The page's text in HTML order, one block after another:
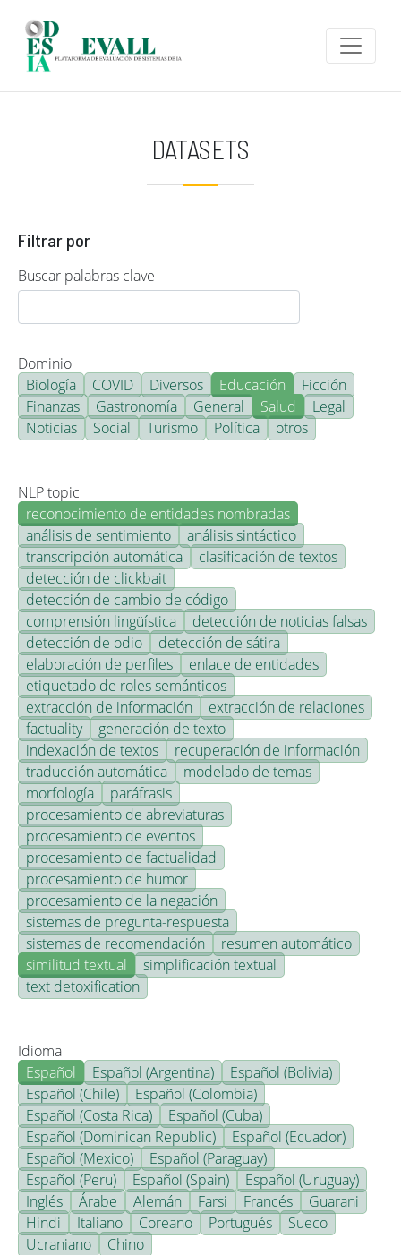
DATASETS
Filtrar por
Buscar palabras clave
Dominio
Biología
COVID Diversos Educación
Ficción
Finanzas
Gastronomía General Salud
Legal
Noticias
Social Turismo Política otros
NLP topic
reconocimiento de entidades nombradas
análisis de sentimiento
análisis sintáctico
transcripción automática
clasificación de textos
detección de clickbait
detección de cambio de código
comprensión lingüística
detección de noticias falsas
detección de odio
detección de sátira
elaboración de perfiles
enlace de entidades
etiquetado de roles semánticos
extracción de información
extracción de relaciones
factuality
generación de texto
indexación de textos
recuperación de información
traducción automática
modelado de temas
morfología
paráfrasis
procesamiento de abreviaturas
procesamiento de eventos
procesamiento de factualidad
procesamiento de humor
procesamiento de la negación
sistemas de pregunta-respuesta
sistemas de recomendación
resumen automático
similitud textual
simplificación textual
text detoxification
Idioma
Español
Español (Argentina)
Español (Bolivia)
Español (Chile)
Español (Colombia)
Español (Costa Rica)
Español (Cuba)
Español (Dominican Republic)
Español (Ecuador)
Español (Mexico)
Español (Paraguay)
Español (Peru)
Español (Spain)
Español (Uruguay)
Inglés
Árabe Alemán Farsi Francés
Guarani
Hindi
Italiano Coreano Portugués
Sueco
Ucraniano
Chino